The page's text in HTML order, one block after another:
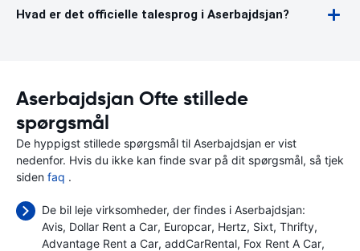
Hvad er det officielle talesprog i Aserbajdsjan?
Aserbajdsjan Ofte stillede
spørgsmål
De hyppigst stillede spørgsmål til Aserbajdsjan er vist
nedenfor. Hvis du ikke kan finde svar på dit spørgsmål, så tjek
siden faq .
De bil leje virksomheder, der findes i Aserbajdsjan:
Avis Dollar Rent a Car Europcar Hertz Sixt Thrifty
Advantage Rent a Car addCarRental Fox Rent A Car